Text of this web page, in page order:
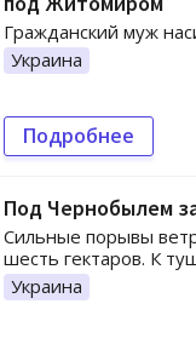
Гражданский муж
Украина
Подробнее
Под Чернобылем
Сильные порывы
шесть гектаров. К
Украина